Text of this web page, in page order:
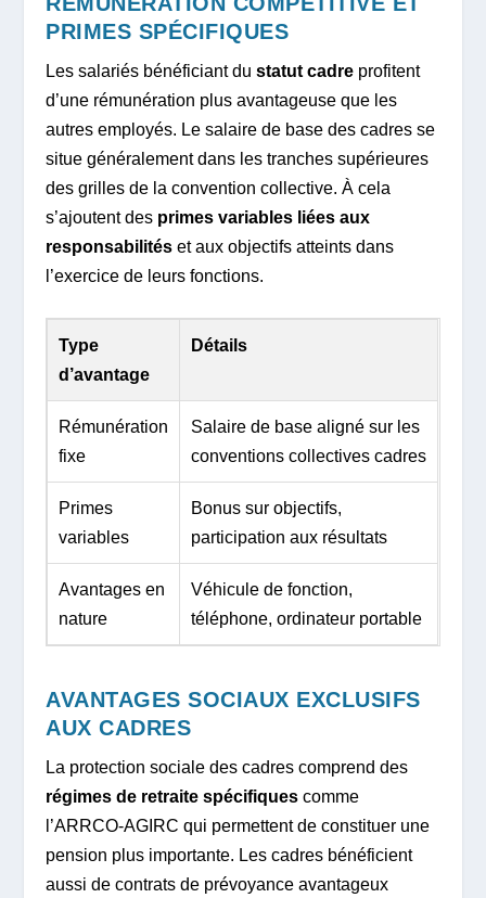
PRIMES SPÉCIFIQUES
Les salariés bénéficiant dustatut cadre profitent
d’une rémunération plus avantageuse que les
autres employés. Le salaire de base des cadres se
situe généralement dans les tranches supérieures
des grilles de la convention collective. À cela
s’ajoutent des primes variables liées aux
responsabilités et aux objectifs atteints dans
l’exercice de leurs fonctions.
Type
d’avantage
Détails
Rémunération
fixe
Salaire de base aligné sur les
conventions collectives cadres
Primes
variables
Bonus sur objectifs,
participation aux résultats
Avantages en
nature
Véhicule de fonction,
téléphone, ordinateur portable
AVANTAGES SOCIAUX EXCLUSIFS
AUX CADRES
La protection sociale des cadres comprend des
régimes de retraite spécifiques comme
l’ARRCO-AGIRC qui permettent de constituer une
pension plus importante. Les cadres bénéficient
aussi de contrats de prévoyance avantageux